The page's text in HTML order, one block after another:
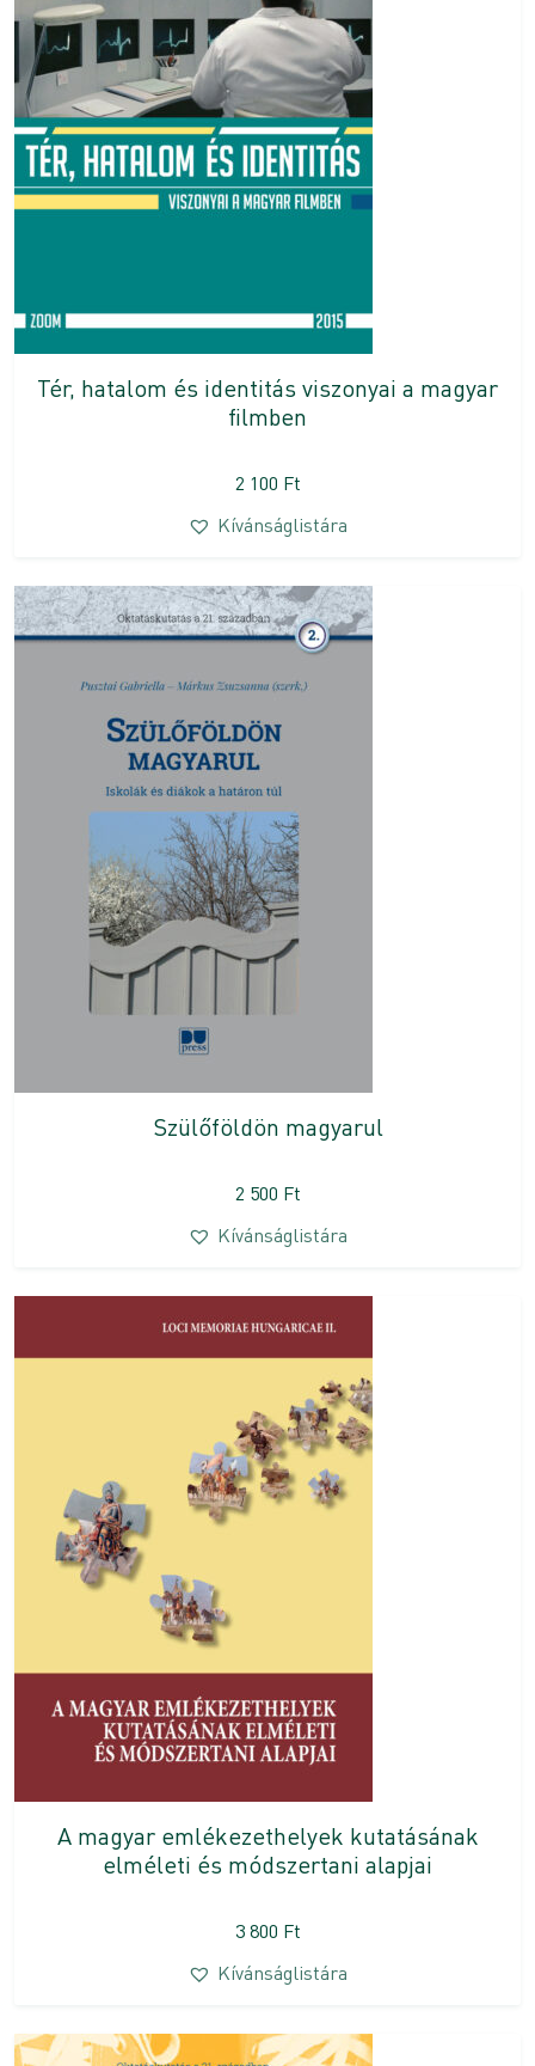
Tér, hatalom és identitás viszonyai a magyar
filmben
2 100 Ft
Kívánságlistára
Szülőföldön magyarul
2 500 Ft
Kívánságlistára
A magyar emlékezethelyek kutatásának
elméleti és módszertani alapjai
3 800 Ft
Kívánságlistára